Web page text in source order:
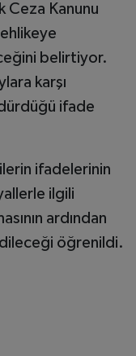
Ceza Kanunu
belirtiyor.
karşı
ifade
ifadelerinin
ilgili
ardından
öğrenildi.